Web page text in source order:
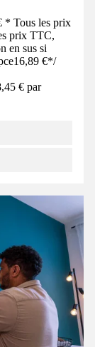
Tous les prix
prix TTC,
en sus si
16,89 €*/
€ par